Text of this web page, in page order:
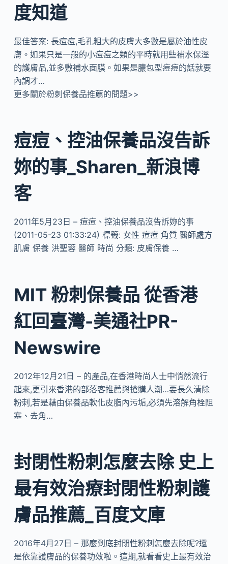
度知道
最佳答案: 長痘痘,毛孔粗大的皮膚大多數是屬於油性皮
膚。如果只是一般的小痘痘之類的平時就用些補水保溼
的護膚品,並多敷補水面膜。如果是膿包型痘痘的話就要
內調才…
更多關於粉刺保養品推薦的問題>>
痘痘、控油保養品沒告訴
妳的事_Sharen_新浪博
客
2011年5月23日 – 痘痘、控油保養品沒告訴妳的事
(2011-05-23 01:33:24) 標籤: 女性 痘痘 角質 醫師處方
肌膚 保養 洪聖蓉 醫師 時尚 分類: 皮膚保養 …
MIT 粉刺保養品 從香港
紅回臺灣-美通社PR-
Newswire
2012年12月21日 – 的產品,在香港時尚人士中悄然流行
起來,更引來香港的部落客推薦與搶購人潮…要長久清除
粉刺,若是藉由保養品軟化皮脂內污垢,必須先溶解角栓阻
塞、去角…
封閉性粉刺怎麼去除 史上
最有效治療封閉性粉刺護
膚品推薦_百度文庫
2016年4月27日 – 那麼到底封閉性粉刺怎麼去除呢?還
是依靠護膚品的保養功效啦。這期,就看看史上最有效治